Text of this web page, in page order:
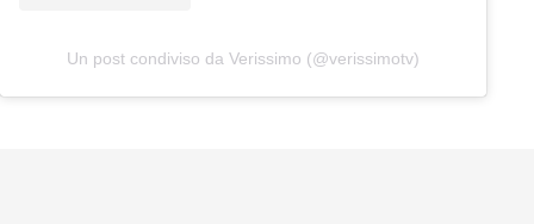
Un post condiviso da Verissimo (@verissimotv)